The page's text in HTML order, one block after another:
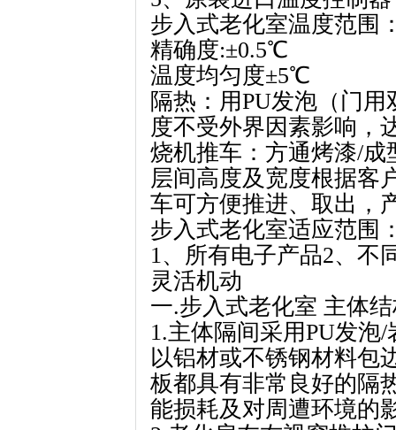
步入式老化室温度范围
精确度:±0.5℃
温度均匀度±5℃
隔热：用PU发泡（门
度不受外界因素影响，
烧机推车：方通烤漆/
层间高度及宽度根据客
车可方便推进、取出，
步入式老化室适应范围
1、所有电子产品2、不
灵活机动
一.步入式老化室 主体
1.主体隔间采用PU发泡
以铝材或不锈钢材料包
板都具有非常良好的隔
能损耗及对周遭环境的